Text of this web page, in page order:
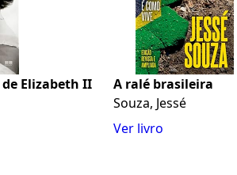
Elizabeth II
A ralé brasileira
Souza, Jessé
Ver livro